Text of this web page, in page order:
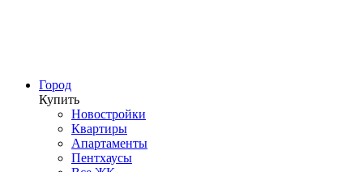
Город
Купить
Новостройки
Квартиры
Апартаменты
Пентхаусы